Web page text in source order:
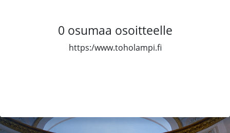
0 osumaa osoitteelle
https:/www.toholampi.fi